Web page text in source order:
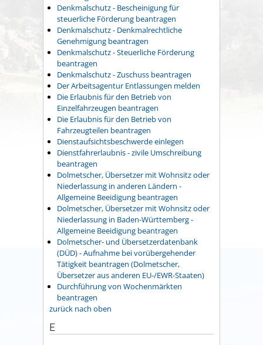
Denkmalschutz - Bescheinigung für
steuerliche Förderung beantragen
Denkmalschutz - Denkmalrechtliche
Genehmigung beantragen
Denkmalschutz - Steuerliche Förderung
beantragen
Denkmalschutz - Zuschuss beantragen
Der Arbeitsagentur Entlassungen melden
Die Erlaubnis für den Betrieb von
Einzelfahrzeugen beantragen
Die Erlaubnis für den Betrieb von
Fahrzeugteilen beantragen
Dienstaufsichtsbeschwerde einlegen
Dienstfahrerlaubnis - zivile Umschreibung
beantragen
Dolmetscher, Übersetzer mit Wohnsitz oder
Niederlassung in anderen Ländern -
Allgemeine Beeidigung beantragen
Dolmetscher, Übersetzer mit Wohnsitz oder
Niederlassung in Baden-Württemberg -
Allgemeine Beeidigung beantragen
Dolmetscher- und Übersetzerdatenbank
(DÜD) - Aufnahme bei vorübergehender
Tätigkeit beantragen (Dolmetscher,
Übersetzer aus anderen EU-/EWR-Staaten)
Durchführung von Wochenmärkten
beantragen
zurück nach oben
E